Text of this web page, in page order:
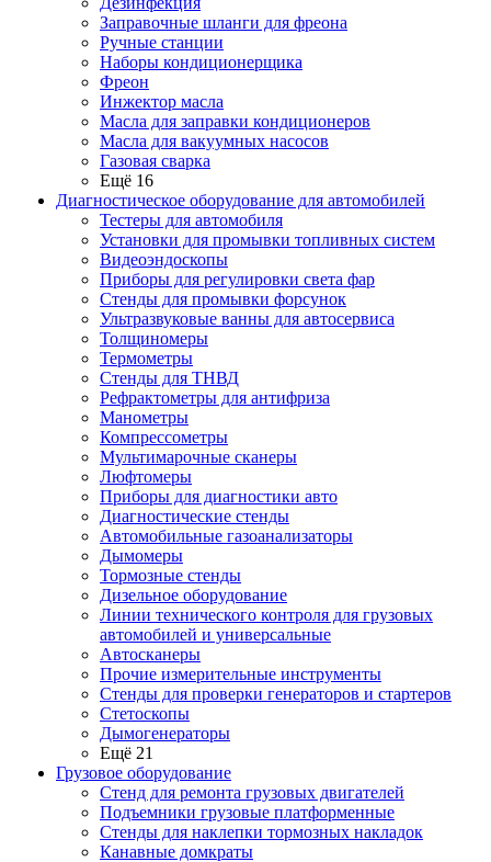
Заправочные шланги для фреона
Ручные станции
Наборы кондиционерщика
Фреон
Инжектор масла
Масла для заправки кондиционеров
Масла для вакуумных насосов
Газовая сварка
Ещё 16
Диагностическое оборудование для автомобилей
Тестеры для автомобиля
Установки для промывки топливных систем
Видеоэндоскопы
Приборы для регулировки света фар
Стенды для промывки форсунок
Ультразвуковые ванны для автосервиса
Толщиномеры
Термометры
Стенды для ТНВД
Рефрактометры для антифриза
Манометры
Компрессометры
Мультимарочные сканеры
Люфтомеры
Приборы для диагностики авто
Диагностические стенды
Автомобильные газоанализаторы
Дымомеры
Тормозные стенды
Дизельное оборудование
Линии технического контроля для грузовых
автомобилей и универсальные
Автосканеры
Прочие измерительные инструменты
Стенды для проверки генераторов и стартеров
Стетоскопы
Дымогенераторы
Ещё 21
Грузовое оборудование
Стенд для ремонта грузовых двигателей
Подъемники грузовые платформенные
Стенды для наклепки тормозных накладок
Канавные домкраты